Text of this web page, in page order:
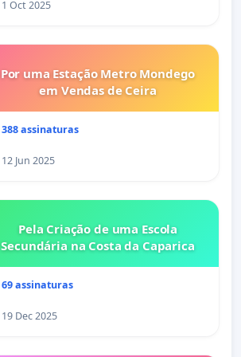
1 Oct 2025
Por uma Estação Metro Mondego
em Vendas de Ceira
388 assinaturas
12 Jun 2025
Pela Criação de uma Escola
Secundária na Costa da Caparica
69 assinaturas
19 Dec 2025